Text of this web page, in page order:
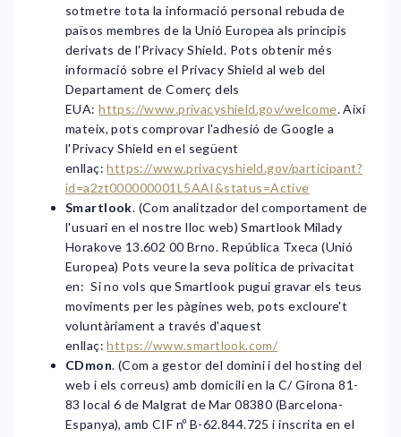
sotmetre tota la informació personal rebuda de
països membres de la Unió Europea als principis
derivats de l'Privacy Shield. Pots obtenir més
informació sobre el Privacy Shield al web del
Departament de Comerç dels
EUA:https://www.privacyshield.gov/welcome. Així
mateix, pots comprovar l'adhesió de Google a
l'Privacy Shield en el següent
enllaç:https://www.privacyshield.gov/participant?
id=a2zt000000001L5AAI&status=Active
Smartlook. (Com analitzador del comportament de
l'usuari en el nostre lloc web) Smartlook Milady
Horakove 13.602 00 Brno. República Txeca (Unió
Europea) Pots veure la seva política de privacitat
en: Si no vols que Smartlook pugui gravar els teus
moviments per les pàgines web, pots excloure't
voluntàriament a través d'aquest
enllaç:https://www.smartlook.com/
CDmon. (Com a gestor del domini i del hosting del
web i els correus) amb domicili en la C/ Girona 81-
83 local 6 de Malgrat de Mar 08380 (Barcelona-
Espanya), amb CIF nº B-62.844.725 i inscrita en el